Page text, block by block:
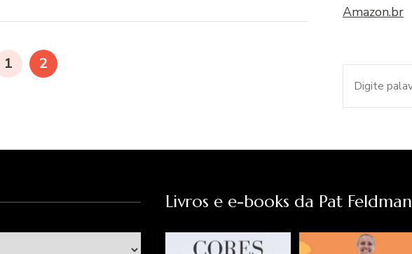
PÁGINA
1 PÁGINA
2
Amazon.br
Livros e e-books da Pat Feldman